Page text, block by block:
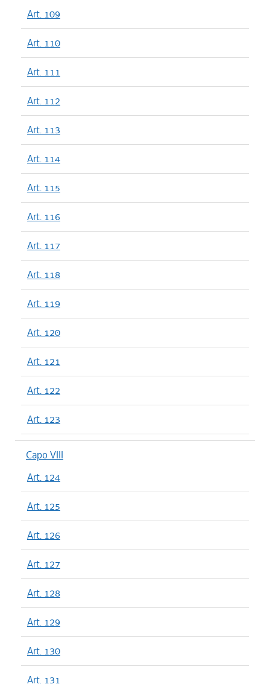
Art. 109
Art. 110
Art. 111
Art. 112
Art. 113
Art. 114
Art. 115
Art. 116
Art. 117
Art. 118
Art. 119
Art. 120
Art. 121
Art. 122
Art. 123
Capo VIII
Art. 124
Art. 125
Art. 126
Art. 127
Art. 128
Art. 129
Art. 130
Art. 131